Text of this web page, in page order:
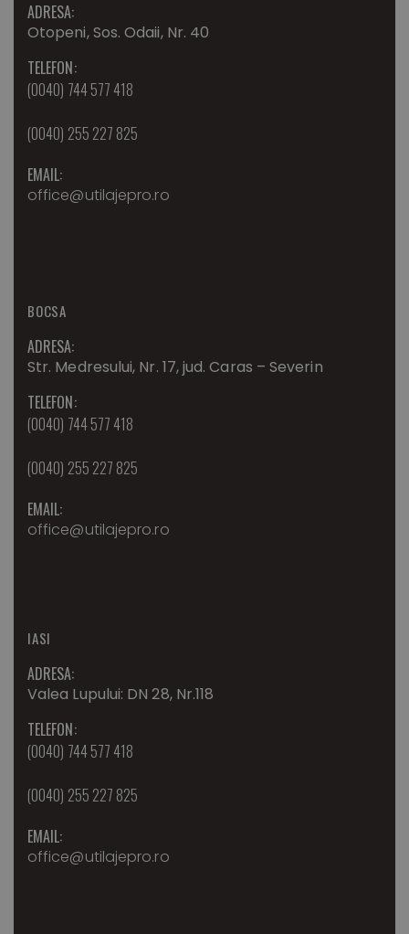
ADRESA:
Otopeni, Sos. Odaii, Nr. 40
TELEFON:
(0040) 744 577 418
(0040) 255 227 825
EMAIL:
office@utilajepro.ro
BOCSA
ADRESA:
Str. Medresului, Nr. 17, jud. Caras – Severin
TELEFON:
(0040) 744 577 418
(0040) 255 227 825
EMAIL:
office@utilajepro.ro
IASI
ADRESA:
Valea Lupului: DN 28, Nr.118
TELEFON:
(0040) 744 577 418
(0040) 255 227 825
EMAIL:
office@utilajepro.ro